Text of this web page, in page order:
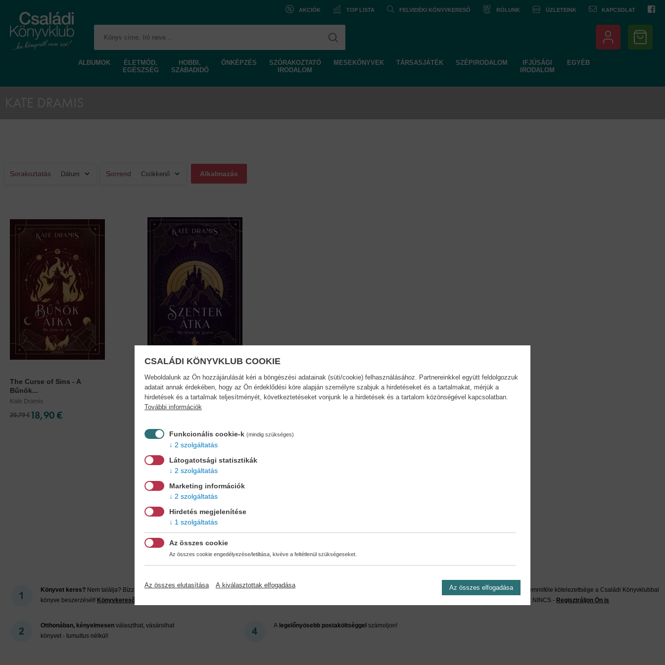
AKCIÓK TOP LISTA FELVIDÉKI KÖNYVKERESŐ RÓLUNK ÜZLETEINK KAPCSOLAT
ALBUMOK
ÉLETMÓD,
EGÉSZSÉG
HOBBI,
SZABADIDŐ
ÖNKÉPZÉS
SZÓRAKOZTATÓ
IRODALOM
MESEKÖNYVEK TÁRSASJÁTÉK SZÉPIRODALOM
IFJÚSÁGI
IRODALOM
EGYÉB
Sorakoztatás Sorrend
The Curse of Sins - A
Bűnök...
Kate Dramis
20,79 €18,90 €
The Curse of Saints - A...
Miért regisztráljon az oldalunkon?
Könyvet keres? Nem találja? Bízza ránk kedvenc
könyve beszerzését! Könyvkereső-szolgálat
Otthonában, kényelmesen választhat, vásárolhat
könyvet - tumultus nélkül!
Kedvezmények, nyereményjátékok, bónuszok
A legelőnyösebb postaköltséggel számoljon!
Önnek semmiféle kötelezettsége a Családi Könyvklubbal
szemben NINCS - Regisztráljon Ön is
CSALÁDI KÖNYVKLUB COOKIE
Weboldalunk az Ön hozzájárulását kéri a böngészési adatainak (süti/cookie) felhasználásához. Partnereinkkel együtt feldolgozzuk
adatait annak érdekében, hogy az Ön érdeklődési köre alapján személyre szabjuk a hirdetéseket és a tartalmakat, mérjük a
hirdetések és a tartalmak teljesítményét, következtetéseket vonjunk le a hirdetések és a tartalom közönségével kapcsolatban.
További információk
Funkcionális cookie-k (mindig szükséges)
2 szolgáltatás
Látogatotsági statisztikák
2 szolgáltatás
Marketing információk
2 szolgáltatás
Hirdetés megjelenítése
1 szolgáltatás
Az összes cookie
Az összes cookie engedélyezése/letiltása, kivéve a feltétlenül szükségeseket.
Az összes elutasítása A kiválasztottak elfogadása Az összes elfogadása